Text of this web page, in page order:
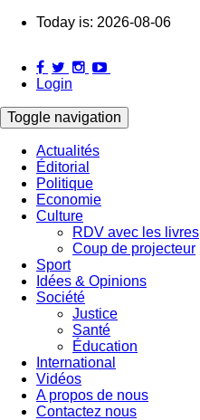
Skip
content
Today is: 2026-08-06
Login
Toggle navigation
Main
navigation
Actualités
Éditorial
Politique
Economie
Culture
RDV avec les livres
Coup de projecteur
Sport
Idées & Opinions
Société
Justice
Santé
Éducation
International
Vidéos
A propos de nous
Contactez nous